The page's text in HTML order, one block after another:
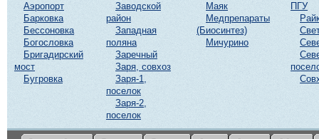
Аэропорт
Барковка
Бессоновка
Богословка
Бригадирский
мост
Бугровка
Заводской
район
Западная
поляна
Заречный
Заря, совхоз
Заря-1,
поселок
Заря-2,
поселок
Маяк
Медпрепараты
(Биосинтез)
Мичурино
ПГУ